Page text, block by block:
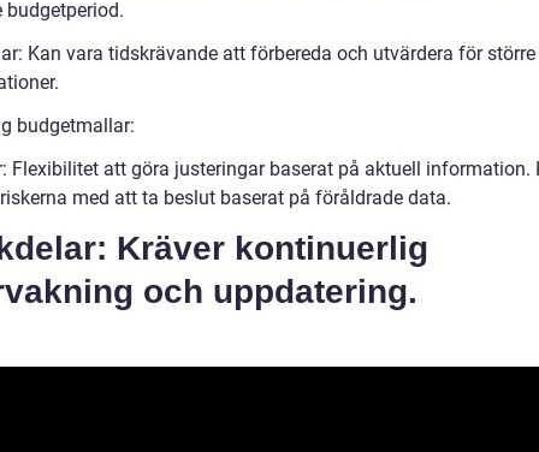
budgetperiod.
Kan vara tidskrävande att förbereda och utvärdera för större
budgetmallar:
Flexibilitet att göra justeringar baserat på aktuell information.
med att ta beslut baserat på föråldrade data.
Kräver kontinuerlig
och uppdatering.